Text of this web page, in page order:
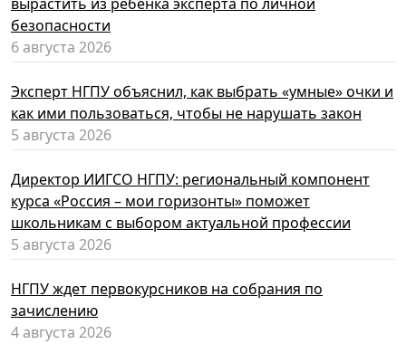
безопасности
6 августа 2026
Эксперт НГПУ объяснил, как выбрать «умные» очки и
как ими пользоваться, чтобы не нарушать закон
5 августа 2026
Директор ИИГСО НГПУ: региональный компонент
курса «Россия – мои горизонты» поможет
школьникам с выбором актуальной профессии
5 августа 2026
НГПУ ждет первокурсников на собрания по
зачислению
4 августа 2026